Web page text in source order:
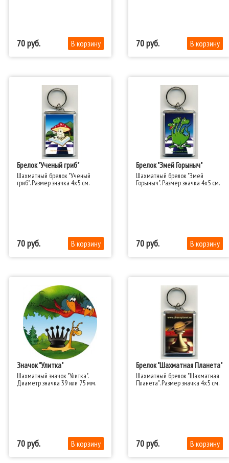
70 70
Брелок "Ученый гриб"
Шахматный брелок "Ученый
гриб". Размер значка 4x5 см.​
70
Брелок "Змей Горыныч"
Шахматный брелок "Змей
Горыныч". Размер значка 4x5 см.​
70
Значок "Улитка"
Шахматный значок "Улитка".
Диаметр значка 39 или 75 мм.​
70
Брелок "Шахматная Планета"
Шахматный брелок "Шахматная
Планета". Размер значка 4x5 см.​
70